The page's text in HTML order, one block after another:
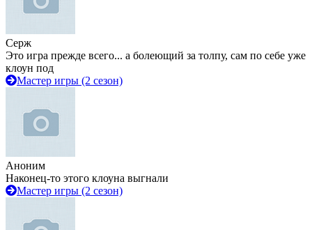
Серж
Это игра прежде всего... а болеющий за толпу, сам по себе уже
клоун под
Мастер игры (2 сезон)
Аноним
Наконец-то этого клоуна выгнали
Мастер игры (2 сезон)